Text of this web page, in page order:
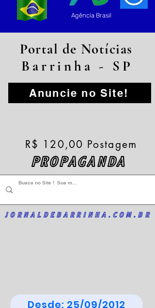
Agência Brasil
Anuncie no Site!
PROPAGANDA
R$ 120,00 Postagem
JORNALDEBARRINHA.COM.BR
Barrinha - SP
Desde: 25/09/2012
Portal de Notícias